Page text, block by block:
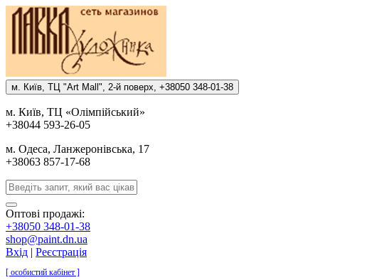
м. Киïв, ТЦ "Art Mall", 2-й поверх, +38050 348-01-38
м. Киïв, ТЦ «Олiмпiйський»
+38044 593-26-05
м. Одеса, Ланжеронiвська, 17
+38063 857-17-68
Оптові продажі:
+38050 348-01-38
shop@paint.dn.ua
Вхід | Реєстрація
[ особистий кабінет ]